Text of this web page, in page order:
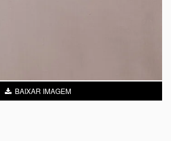
BAIXAR IMAGEM